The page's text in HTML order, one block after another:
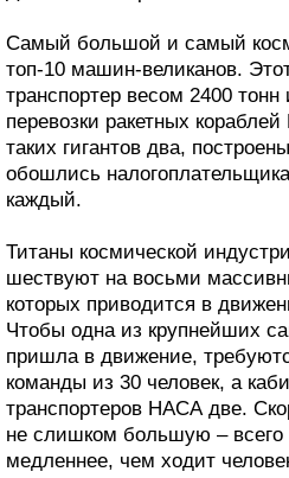
Самый большой и самый
топ-10 машин-великанов.
транспортер весом 2400 тонн
перевозки ракетных
таких гигантов два,
обошлись
каждый.
Титаны космической
шествуют на восьми
которых приводится в
Чтобы одна из крупнейших
пришла в движение,
команды из 30 человек, а
транспортеров НАСА две.
не слишком большую –
медленнее, чем ходит